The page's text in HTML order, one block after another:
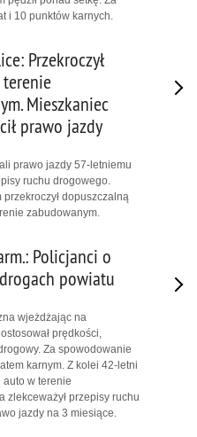
i 10 punktów karnych.
Przekroczył
Mieszkaniec
prawo jazdy
prawo jazdy 57-letniemu
ruchu drogowego.
dopuszczalną
zabudowanym.
Policjanci o
powiatu
wjeżdżając na
prędkości,
Za spowodowanie
karnym. Z kolei 42-letni
auto w terenie
zlekceważył przepisy ruchu
jazdy na 3 miesiące.